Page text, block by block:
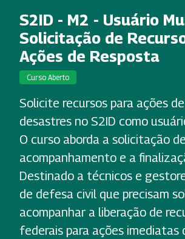
S2ID - M2 - Usuário
Solicitação de
Ações de Resposta
Curso Aberto
Solicite recursos para ações
desastres no S2ID como
O curso aborda a solicitação
acompanhamento e a
Destinado a técnicos e
de defesa civil que precisam
acompanhar a liberação de
federais para ações imediatas